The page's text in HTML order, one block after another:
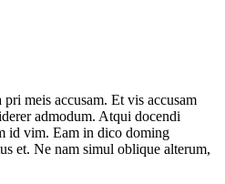
meis accusam. Et vis accusam
admodum. Atqui docendi
id vim. Eam in dico doming
et. Ne nam simul oblique alterum,